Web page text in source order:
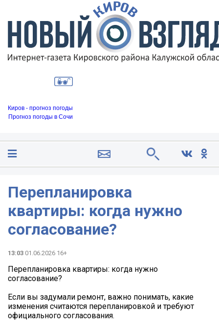
Киров - прогноз погоды
Прогноз погоды в Сочи
Перепланировка
квартиры: когда нужно
согласование?
13:03 01.06.2026 16+
Перепланировка квартиры: когда нужно
согласование?
Если вы задумали ремонт, важно понимать, какие
изменения считаются перепланировкой и требуют
официального согласования.